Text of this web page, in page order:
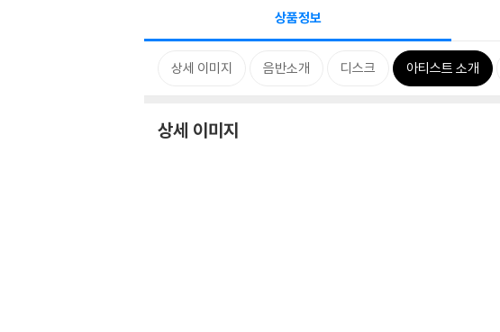
상품정보
상세 이미지 음반소개 디스크 아티스트 소개
상세 이미지